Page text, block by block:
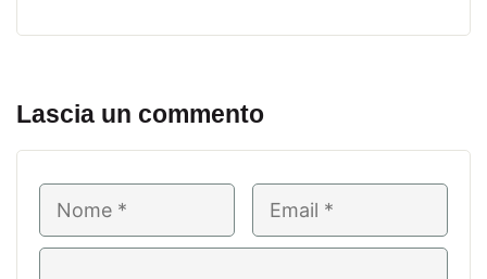
Lascia un commento
Nome Email